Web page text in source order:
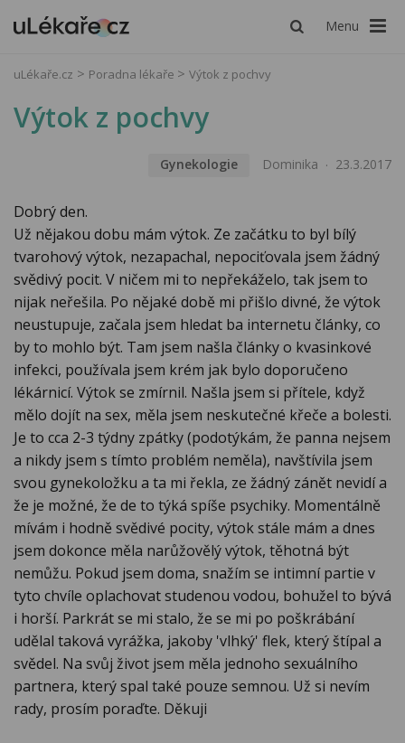
Menu
uLékaře.cz Poradna lékaře Výtok z pochvy
Výtok z pochvy
Gynekologie Dominika 23.3.2017
Dobrý den.
Už nějakou dobu mám výtok. Ze začátku to byl bílý
tvarohový výtok, nezapachal, nepociťovala jsem žádný
svědivý pocit. V ničem mi to nepřekáželo, tak jsem to
nijak neřešila. Po nějaké době mi přišlo divné, že výtok
neustupuje, začala jsem hledat ba internetu články, co
by to mohlo být. Tam jsem našla články o kvasinkové
infekci, používala jsem krém jak bylo doporučeno
lékárnicí. Výtok se zmírnil. Našla jsem si přítele, když
mělo dojít na sex, měla jsem neskutečné křeče a bolesti.
Je to cca 2-3 týdny zpátky (podotýkám, že panna nejsem
a nikdy jsem s tímto problém neměla), navštívila jsem
svou gynekoložku a ta mi řekla, ze žádný zánět nevidí a
že je možné, že de to týká spíše psychiky. Momentálně
mívám i hodně svědivé pocity, výtok stále mám a dnes
jsem dokonce měla narůžovělý výtok, těhotná být
nemůžu. Pokud jsem doma, snažím se intimní partie v
tyto chvíle oplachovat studenou vodou, bohužel to bývá
i horší. Parkrát se mi stalo, že se mi po poškrábání
udělal taková vyrážka, jakoby 'vlhký' flek, který štípal a
svědel. Na svůj život jsem měla jednoho sexuálního
partnera, který spal také pouze semnou. Už si nevím
rady, prosím poraďte. Děkuji